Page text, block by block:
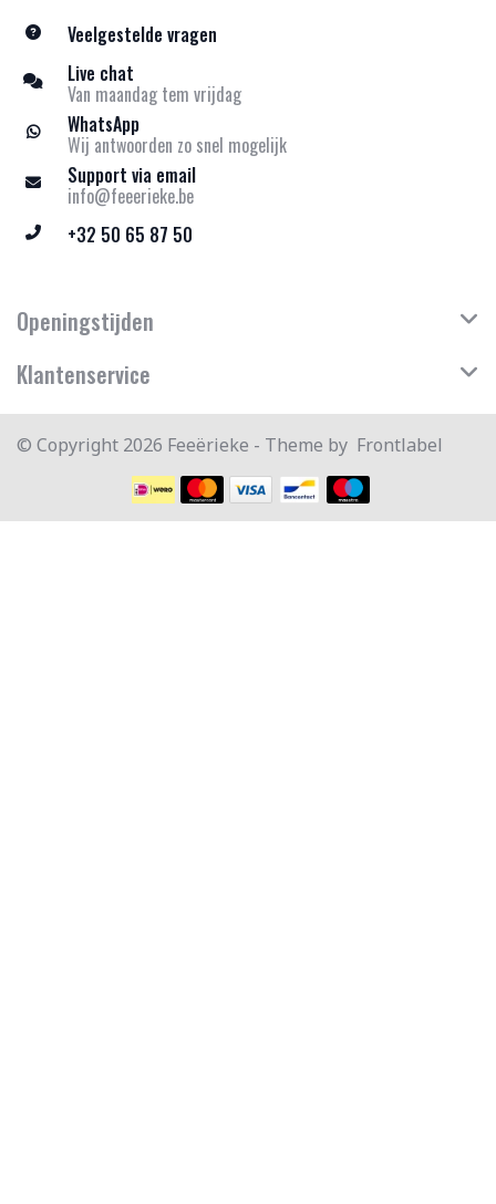
Veelgestelde vragen
Live chat
Van maandag tem vrijdag
WhatsApp
Wij antwoorden zo snel mogelijk
Support via email
info@feeerieke.be
+32 50 65 87 50
Openingstijden
Klantenservice
© Copyright 2026 Feeërieke - Theme by Frontlabel